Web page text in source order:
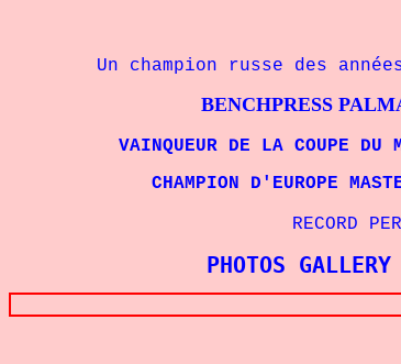
Un champion russe des années
BENCHPRESS
VAINQUEUR DE LA COUPE DU
CHAMPION D'EUROPE
RECORD
PHOTOS GALLERY